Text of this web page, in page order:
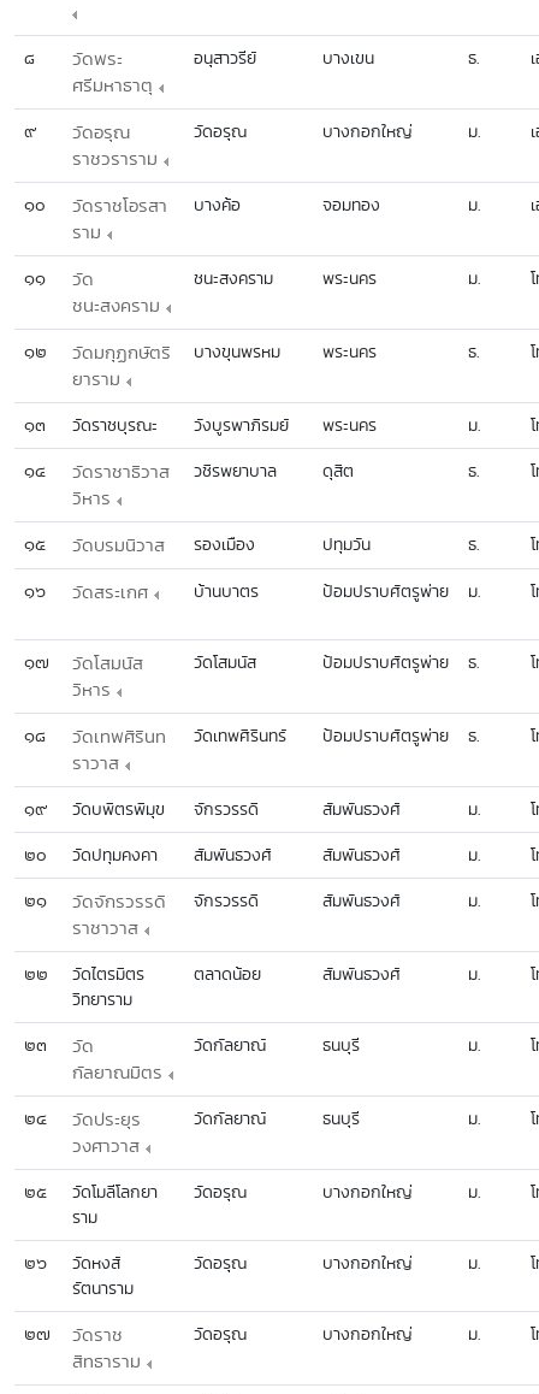
๘
วัดพระ
ศรีมหาธาตุ
อนุสาวรีย์ บางเขน ธ.
๙
วัดอรุณ
ราชวราราม
วัดอรุณ บางกอกใหญ่ ม.
๑๐
วัดราชโอรสา
ราม
บางค้อ จอมทอง ม.
๑๑
วัด
ชนะสงคราม
ชนะสงคราม พระนคร ม.
๑๒
วัดมกุฏกษัตริ
ยาราม
บางขุนพรหม พระนคร ธ.
๑๓ วัดราชบุรณะ วังบูรพาภิรมย์ พระนคร ม.
๑๔
วัดราชาธิวาส
วิหาร
วชิรพยาบาล ดุสิต ธ.
๑๕ วัดบรมนิวาส รองเมือง ปทุมวัน ธ.
๑๖
วัดสระเกศ บ้านบาตร ป้อมปราบศัตรูพ่าย ม.
๑๗
วัดโสมนัส
วิหาร
วัดโสมนัส ป้อมปราบศัตรูพ่าย ธ.
๑๘
วัดเทพศิรินท
ราวาส
วัดเทพศิรินทร์ ป้อมปราบศัตรูพ่าย ธ.
๑๙ วัดบพิตรพิมุข จักรวรรดิ สัมพันธวงศ์ ม.
๒๐
วัดปทุมคงคา สัมพันธวงศ์ สัมพันธวงศ์ ม.
๒๑
วัดจักรวรรดิ
ราชาวาส
จักรวรรดิ สัมพันธวงศ์ ม.
๒๒
วัดไตรมิตร
วิทยาราม
ตลาดน้อย สัมพันธวงศ์ ม.
๒๓
วัด
กัลยาณมิตร
วัดกัลยาณ์ ธนบุรี ม.
๒๔
วัดประยุร
วงศาวาส
วัดกัลยาณ์ ธนบุรี ม.
๒๕
วัดโมลีโลกยา
ราม
วัดอรุณ บางกอกใหญ่ ม.
๒๖
วัดหงส์
รัตนาราม
วัดอรุณ บางกอกใหญ่ ม.
๒๗
วัดราช
สิทธาราม
วัดอรุณ บางกอกใหญ่ ม.